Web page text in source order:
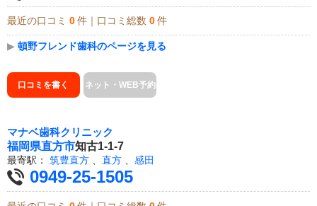
最近の口コミ 0 件｜口コミ総数 0 件
▶ 頓野フレンド歯科のページを見る
口コミを書く ネット・WEB予約
マナベ歯科クリニック
福岡県直方市知古1-1-7
最寄駅： 筑豊直方 、 直方 、 感田
0949-25-1505